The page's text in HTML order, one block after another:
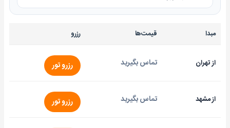
مبدا قیمت‌ها رزرو
از تهران تماس بگیرید رزرو تور
از مشهد تماس بگیرید رزرو تور